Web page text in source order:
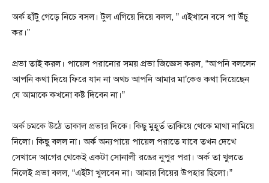
অর্ক হাঁটু গেড়ে নিচে বসল। টুল এগিয়ে দিয়ে বলল, ” এইখানে বসে পা উঁচু
কর।”
প্রভা তাই করল। পায়েল পরানোর সময় প্রভা জিজ্ঞেস করল, “আপনি বললেন
আপনি কথা দিয়ে ফিরে যান না অথচ আপনি আমার মা’কেও কথা দিয়েছেন
যে আমাকে কখনো কষ্ট দিবেন না।”
অর্ক চমকে উঠে তাকাল প্রভার দিকে। কিছু মুহূর্ত তাকিয়ে থেকে মাথা নামিয়ে
নিলো। কিছু বলল না। অর্ক অন্যপায়ে পায়েল পরাতে যাবে তখন দেখে
সেখানে আগের থেকেই একটা সোনালী রঙের নুপুর পরা। অর্ক তা খুলতে
নিলেই প্রভা বলল, “এইটা খুলবেন না। আমার বিয়ের উপহার ছিলো।”